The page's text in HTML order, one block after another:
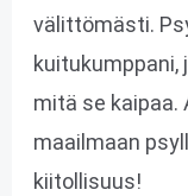
välittömästi.
kuitukumppani,
mitä se kaipaa.
maailmaan
kiitollisuus!